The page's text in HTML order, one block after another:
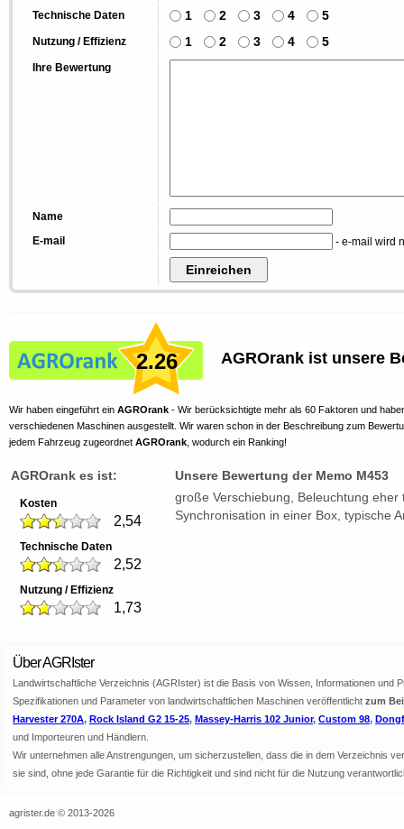
Technische Daten 1 2 3 4 5
Nutzung / Effizienz 1 2 3 4 5
Ihre Bewertung
Name
E-mail
- e-mail wird
2.26 AGROrank ist unsere
Wir haben eingeführt ein AGROrank - Wir berücksichtigte mehr als 60 Faktoren und
verschiedenen Maschinen ausgestellt. Wir waren schon in der Beschreibung zum
jedem Fahrzeug zugeordnet AGROrank , wodurch ein Ranking!
AGROrank es ist:
Kosten
2,54
Technische Daten
2,52
Nutzung / Effizienz
1,73
Unsere Bewertung der Memo M453
große Verschiebung, Beleuchtung eher
Synchronisation in einer Box, typische
Über AGRIster
Landwirtschaftliche Verzeichnis (AGRIster) ist die Basis von Wissen, Informationen
Spezifikationen und Parameter von landwirtschaftlichen Maschinen veröffentlicht zum
Harvester 270A, Rock Island G2 15-25, Massey-Harris 102 Junior, Custom 98,
und Importeuren und Händlern.
Wir unternehmen alle Anstrengungen, um sicherzustellen, dass die in dem Verzeichnis
sie sind, ohne jede Garantie für die Richtigkeit und sind nicht für die Nutzung
agrister.de © 2013-2026